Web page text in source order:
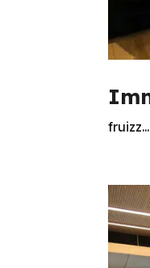
fruizz...